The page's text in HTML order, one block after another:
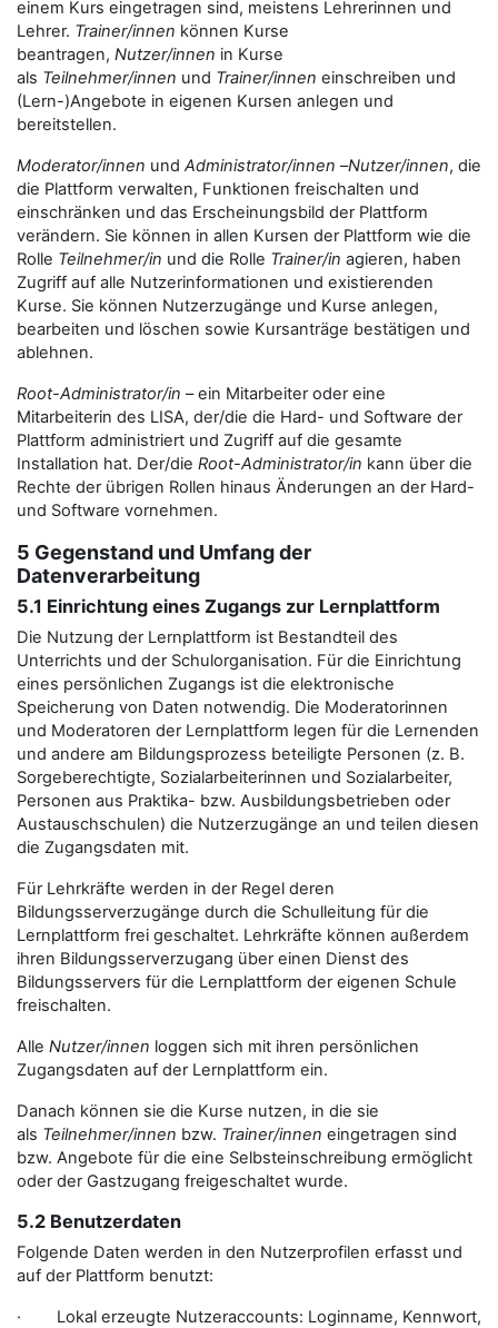
einem Kurs eingetragen sind, meistens Lehrerinnen und
Lehrer. Trainer/innen können Kurse
beantragen, Nutzer/innen in Kurse
als Teilnehmer/innen und Trainer/innen einschreiben und
(Lern-)Angebote in eigenen Kursen anlegen und
bereitstellen.
Moderator/innen und Administrator/innen –Nutzer/innen, die
die Plattform verwalten, Funktionen freischalten und
einschränken und das Erscheinungsbild der Plattform
verändern. Sie können in allen Kursen der Plattform wie die
Rolle Teilnehmer/in und die Rolle Trainer/in agieren, haben
Zugriff auf alle Nutzerinformationen und existierenden
Kurse. Sie können Nutzerzugänge und Kurse anlegen,
bearbeiten und löschen sowie Kursanträge bestätigen und
ablehnen.
Root-Administrator/in – ein Mitarbeiter oder eine
Mitarbeiterin des LISA, der/die die Hard- und Software der
Plattform administriert und Zugriff auf die gesamte
Installation hat. Der/die Root-Administrator/in kann über die
Rechte der übrigen Rollen hinaus Änderungen an der Hard-
und Software vornehmen.
5 Gegenstand und Umfang der
Datenverarbeitung
5.1 Einrichtung eines Zugangs zur Lernplattform
Die Nutzung der Lernplattform ist Bestandteil des
Unterrichts und der Schulorganisation. Für die Einrichtung
eines persönlichen Zugangs ist die elektronische
Speicherung von Daten notwendig. Die Moderatorinnen
und Moderatoren der Lernplattform legen für die Lernenden
und andere am Bildungsprozess beteiligte Personen (z. B.
Sorgeberechtigte, Sozialarbeiterinnen und Sozialarbeiter,
Personen aus Praktika- bzw. Ausbildungsbetrieben oder
Austauschschulen) die Nutzerzugänge an und teilen diesen
die Zugangsdaten mit.
Für Lehrkräfte werden in der Regel deren
Bildungsserverzugänge durch die Schulleitung für die
Lernplattform frei geschaltet. Lehrkräfte können außerdem
ihren Bildungsserverzugang über einen Dienst des
Bildungsservers für die Lernplattform der eigenen Schule
freischalten.
Alle Nutzer/innen loggen sich mit ihren persönlichen
Zugangsdaten auf der Lernplattform ein.
Danach können sie die Kurse nutzen, in die sie
als Teilnehmer/innen bzw. Trainer/innen eingetragen sind
bzw. Angebote für die eine Selbsteinschreibung ermöglicht
oder der Gastzugang freigeschaltet wurde.
5.2 Benutzerdaten
Folgende Daten werden in den Nutzerprofilen erfasst und
auf der Plattform benutzt:
· Lokal erzeugte Nutzeraccounts: Loginname, Kennwort,